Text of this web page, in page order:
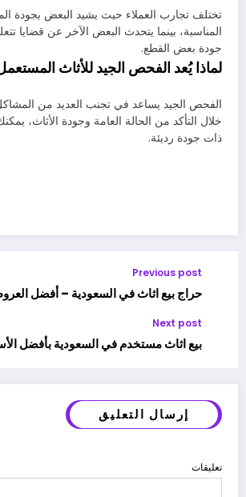
تختلف تجارب العملاء حيث يشيد البعض بجودة
المناسبة، بينما يتحدث البعض الآخر عن قضايا
جودة بعض القطع.
لماذا يُعد الفحص الجيد للأثاث
الفحص الجيد يساعد في تجنب العديد من
خلال التأكد من الحالة العامة وجودة الأثاث،
ذات جودة رديئة.
Previous post
حراج بيع اثاث في السعودية – أفضل
Next post
بيع اثاث مستخدم في السعودية بأفضل
إرسال التعليق
تعليقات